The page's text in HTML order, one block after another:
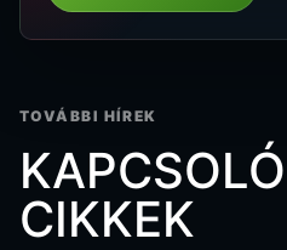
TOVÁBBI HÍREK
CIKKEK